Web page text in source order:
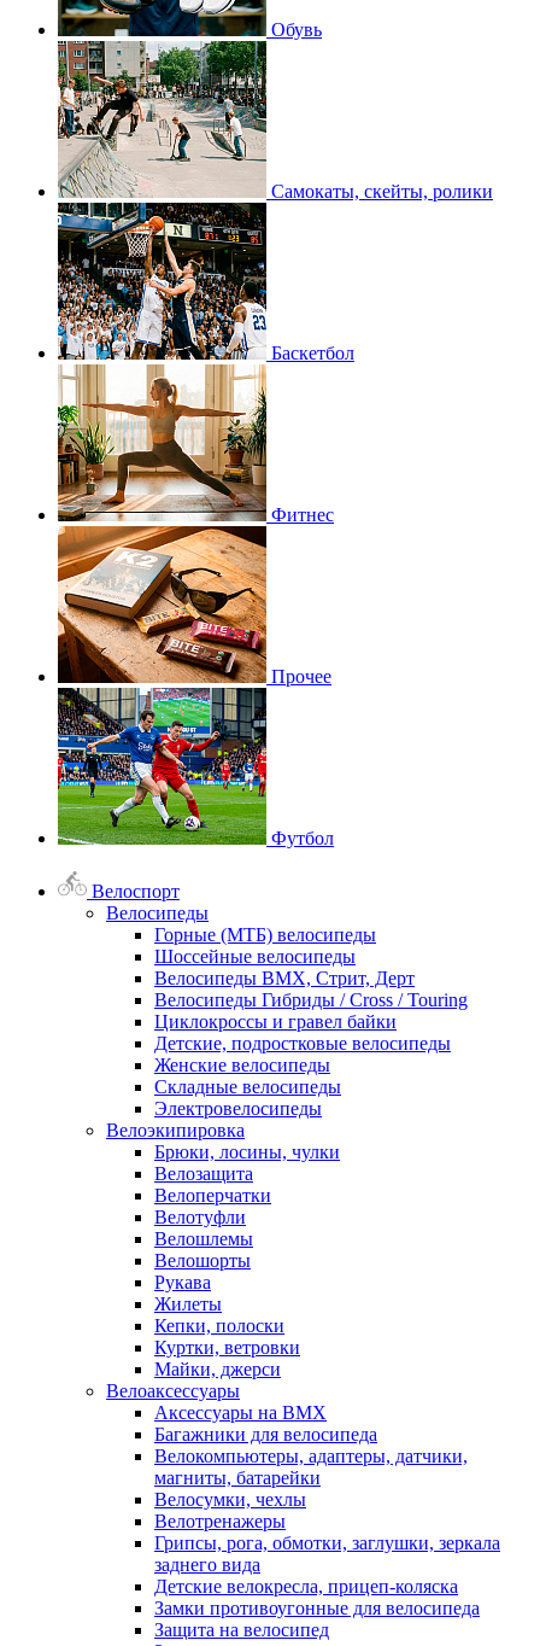
Обувь
Самокаты, скейты, ролики
Баскетбол
Фитнес
Прочее
Футбол
Велоспорт
Велосипеды
Горные (МТБ) велосипеды
Шоссейные велосипеды
Велосипеды BMX, Стрит, Дерт
Велосипеды Гибриды / Cross / Touring
Циклокроссы и гравел байки
Детские, подростковые велосипеды
Женские велосипеды
Складные велосипеды
Электровелосипеды
Велоэкипировка
Брюки, лосины, чулки
Велозащита
Велоперчатки
Велотуфли
Велошлемы
Велошорты
Рукава
Жилеты
Кепки, полоски
Куртки, ветровки
Майки, джерси
Велоаксессуары
Аксессуары на BMX
Багажники для велосипеда
Велокомпьютеры, адаптеры, датчики,
магниты, батарейки
Велосумки, чехлы
Велотренажеры
Грипсы, рога, обмотки, заглушки, зеркала
заднего вида
Детские велокресла, прицеп-коляска
Замки противоугонные для велосипеда
Защита на велосипед